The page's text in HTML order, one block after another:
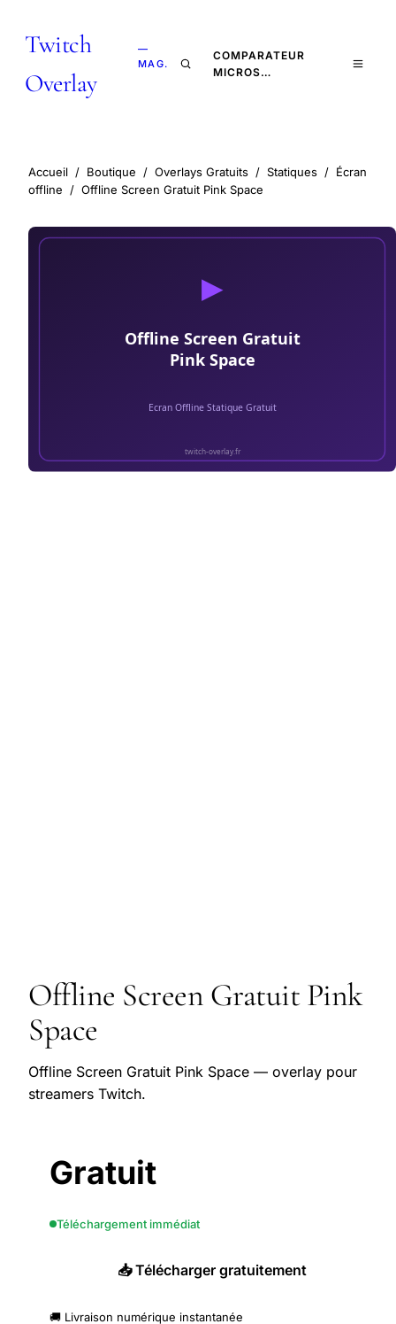
Twitch
Overlay
—
MAG.
COMPARATEUR
MICROS…
Accueil / Boutique / Overlays Gratuits / Statiques / Écran
offline
/ Offline Screen Gratuit Pink Space
Offline Screen Gratuit Pink
Space
Offline Screen Gratuit Pink Space — overlay pour
streamers Twitch.
Gratuit
Téléchargement immédiat
📥 Télécharger gratuitement
🚚 Livraison numérique instantanée